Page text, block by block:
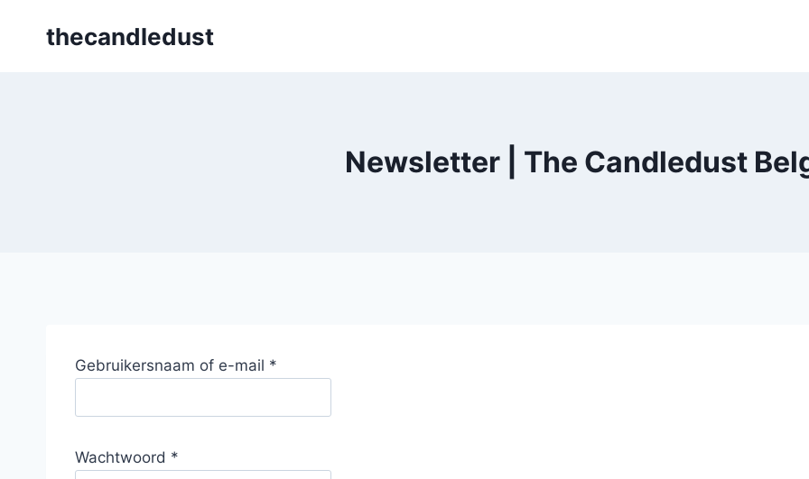
thecandledust
Newsletter | The Candledust
Gebruikersnaam of e-mail *
r
Wachtwoord *